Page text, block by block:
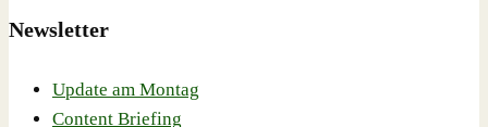
Newsletter
Update am Montag
Content Briefing